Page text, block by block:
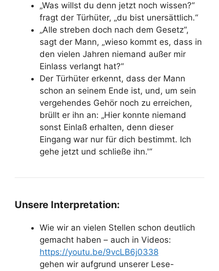
„Was willst du denn jetzt noch wissen?“
fragt der Türhüter, „du bist unersättlich.“
„Alle streben doch nach dem Gesetz“,
sagt der Mann, „wieso kommt es, dass in
den vielen Jahren niemand außer mir
Einlass verlangt hat?“
Der Türhüter erkennt, dass der Mann
schon an seinem Ende ist, und, um sein
vergehendes Gehör noch zu erreichen,
brüllt er ihn an: „Hier konnte niemand
sonst Einlaß erhalten, denn dieser
Eingang war nur für dich bestimmt. Ich
gehe jetzt und schließe ihn.'“
Unsere Interpretation:
Wie wir an vielen Stellen schon deutlich
gemacht haben – auch in Videos:
https://youtu.be/9vcLB6j0338
gehen wir aufgrund unserer Lese-